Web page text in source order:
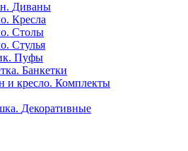
Диваны
Кресла
Столы
Стулья
Пуфы
Банкетки
Комплекты
Декоративные